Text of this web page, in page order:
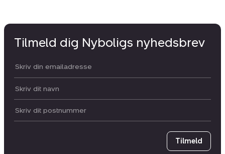
Tilmeld dig Nyboligs nyhedsbrev
Din email:
Dit navn:
Postnummer
Tilmeld